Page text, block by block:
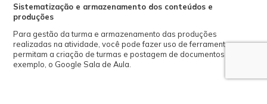
Sistematização e armazenamento dos conteúdos e
produções
Para gestão da turma e armazenamento das produções
realizadas na atividade, você pode fazer uso de ferramentas que
permitam a criação de turmas e postagem de documentos, por
exemplo, o Google Sala de Aula.